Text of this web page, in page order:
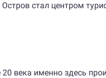
стал центром
века именно здесь